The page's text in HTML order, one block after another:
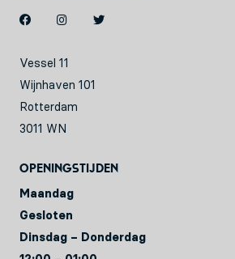
Vessel 11
Wijnhaven 101
Rotterdam
3011 WN
Openingstijden
Maandag
Gesloten
Dinsdag – Donderdag